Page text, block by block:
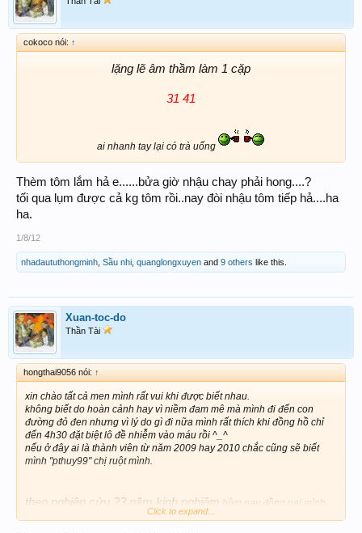
cokoco nói: ↑
lặng lẽ âm thầm làm 1 cặp
31 41
ai nhanh tay lại có trà uống
Thèm tôm lắm hả e......bửa giờ nhậu chay phải hong....?
tối qua lụm được cả kg tôm rồi..nay đòi nhậu tôm tiếp hả....ha
ha.
1/8/12
nhadaututhongminh Sầu nhi quanglongxuyen and 9 others like this.
Xuan-toc-do
Thần Tài
hongthai9056 nói: ↑
xin chào tất cả men mình rất vui khi được biết nhau.
không biết do hoàn cảnh hay vì niềm đam mê mà mình đi đến con
đường đỏ đen nhưng vì lý do gì đi nữa mình rất thích khi đồng hồ chỉ
đến 4h30 đặt biệt lô đề nhiễm vào máu rồi ^_^
nếu ở đây ai là thành viên từ năm 2009 hay 2010 chắc cũng sẽ biết
mình "pthuy99" chị ruột mình.
theo nghiên cứu 23 năm kinh nghiệm hôm nay đồng nai mình
Click to expand...